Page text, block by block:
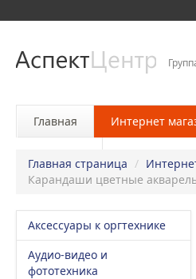
Главная Интернет
Главная страница /
Карандаши цветные
Аксессуары к оргтехнике
Аудио-видео и
фототехника